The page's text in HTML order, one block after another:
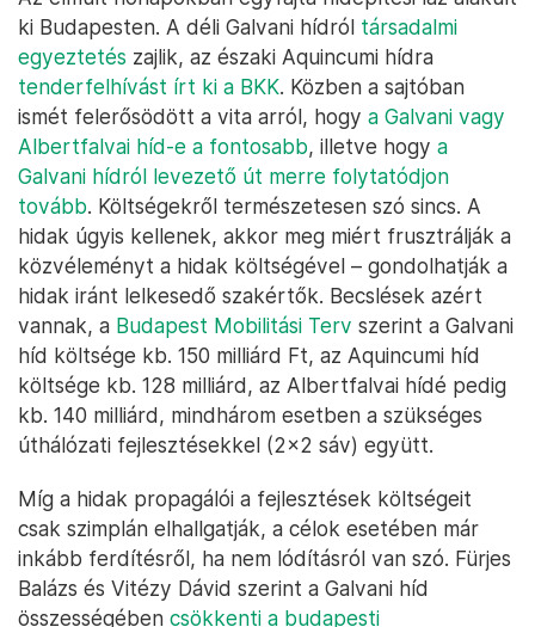
ki Budapesten. A déli Galvani hídról társadalmi
egyeztetés zajlik, az északi Aquincumi hídra
tenderfelhívást írt ki a BKK. Közben a sajtóban
ismét felerősödött a vita arról, hogy a Galvani vagy
Albertfalvai híd-e a fontosabb, illetve hogy a
Galvani hídról levezető út merre folytatódjon
tovább. Költségekről természetesen szó sincs. A
hidak úgyis kellenek, akkor meg miért frusztrálják a
közvéleményt a hidak költségével – gondolhatják a
hidak iránt lelkesedő szakértők. Becslések azért
vannak, a Budapest Mobilitási Terv szerint a Galvani
híd költsége kb. 150 milliárd Ft, az Aquincumi híd
költsége kb. 128 milliárd, az Albertfalvai hídé pedig
kb. 140 milliárd, mindhárom esetben a szükséges
úthálózati fejlesztésekkel (2x2 sáv) együtt.
Míg a hidak propagálói a fejlesztések költségeit
csak szimplán elhallgatják, a célok esetében már
inkább ferdítésről, ha nem lódításról van szó. Fürjes
Balázs és Vitézy Dávid szerint a Galvani híd
összességében csökkenti a budapesti